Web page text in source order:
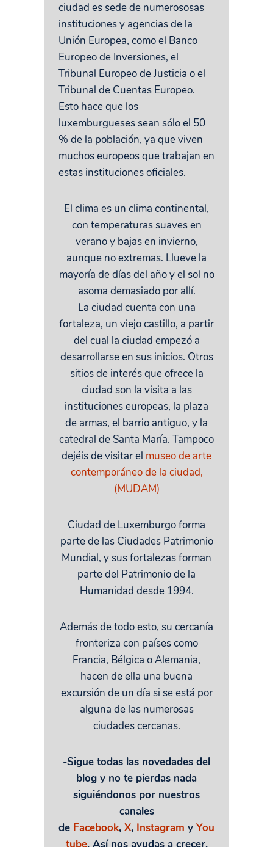
ciudad es sede de numerososas
instituciones y agencias de la
Unión Europea, como el Banco
Europeo de Inversiones, el
Tribunal Europeo de Justicia o el
Tribunal de Cuentas Europeo.
Esto hace que los
luxemburgueses sean sólo el 50
% de la población, ya que viven
muchos europeos que trabajan en
estas instituciones oficiales.
El clima es un clima continental,
con temperaturas suaves en
verano y bajas en invierno,
aunque no extremas. Llueve la
mayoría de días del año y el sol no
asoma demasiado por allí.
La ciudad cuenta con una
fortaleza, un viejo castillo, a partir
del cual la ciudad empezó a
desarrollarse en sus inicios. Otros
sitios de interés que ofrece la
ciudad son la visita a las
instituciones europeas, la plaza
de armas, el barrio antiguo, y la
catedral de Santa María. Tampoco
dejéis de visitar el museo de arte
contemporáneo de la ciudad,
(MUDAM)
Ciudad de Luxemburgo forma
parte de las Ciudades Patrimonio
Mundial, y sus fortalezas forman
parte del Patrimonio de la
Humanidad desde 1994.
Además de todo esto, su cercanía
fronteriza con países como
Francia, Bélgica o Alemania,
hacen de ella una buena
excursión de un día si se está por
alguna de las numerosas
ciudades cercanas.
-Sigue todas las novedades del
blog y no te pierdas nada
siguiéndonos por nuestros
canales
de Facebook, X, Instagram y You